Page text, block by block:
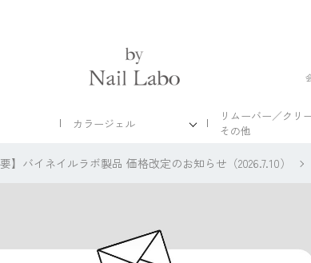
カラージェル
リムーバー／クリ
その他
要】バイネイルラボ製品 価格改定のお知らせ（2026.7.10）